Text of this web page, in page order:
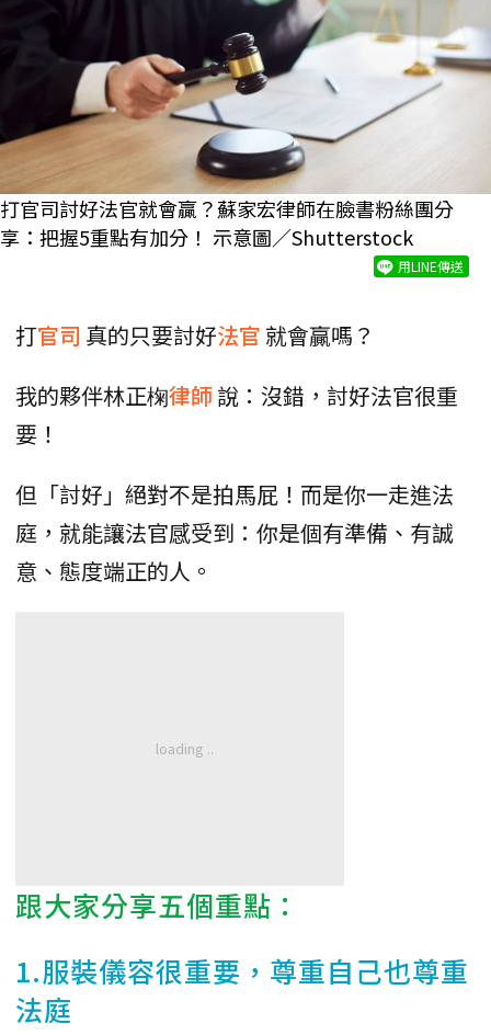
打官司討好法官就會贏？蘇家宏律師在臉書粉絲團分
享：把握5重點有加分！ 示意圖／Shutterstock
用LINE傳送
打官司 真的只要討好法官 就會贏嗎？
我的夥伴林正椈律師說：沒錯，討好法官很重
要！
但「討好」絕對不是拍馬屁！而是你一走進法
庭，就能讓法官感受到：你是個有準備、有誠
意、態度端正的人。
跟大家分享五個重點：
1.服裝儀容很重要，尊重自己也尊重
法庭